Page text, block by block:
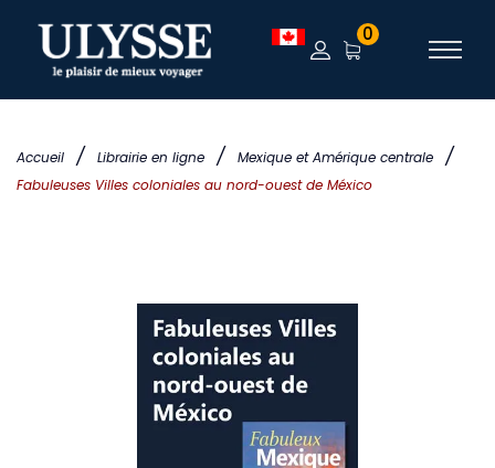
Accueil / Librairie en ligne / Mexique et Amérique centrale /
Fabuleuses Villes coloniales au nord-ouest de México
0